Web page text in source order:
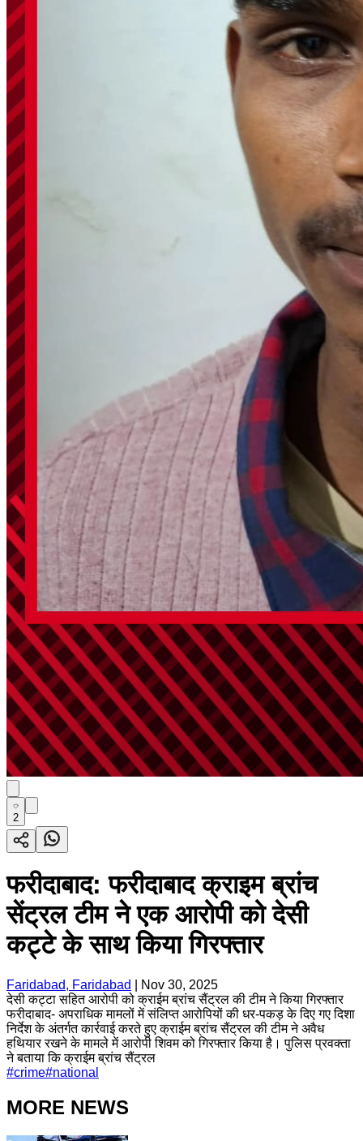
2
फरीदाबाद: फरीदाबाद क्राइम ब्रांच
सेंट्रल टीम ने एक आरोपी को देसी
कट्टे के साथ किया गिरफ्तार
Faridabad, Faridabad
Nov 30, 2025
देसी कट्टा सहित आरोपी को क्राईम ब्रांच सैंट्रल की टीम ने किया गिरफ्तार
फरीदाबाद- अपराधिक मामलों में संलिप्त आरोपियों की धर-पकड़ के दिए गए दिशा
निर्देश के अंतर्गत कार्रवाई करते हुए क्राईम ब्रांच सैंट्रल की टीम ने अवैध
हथियार रखने के मामले में आरोपी शिवम को गिरफ्तार किया है। पुलिस प्रवक्ता
ने बताया कि क्राईम ब्रांच सैंट्रल
#crime#national
MORE NEWS